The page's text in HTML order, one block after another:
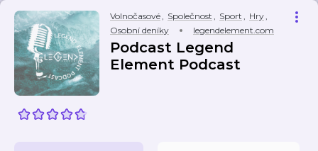
Volnočasové, Společnost , Sport , Hry,
Osobní deníky
legendelement.com
Podcast Legend
Element Podcast